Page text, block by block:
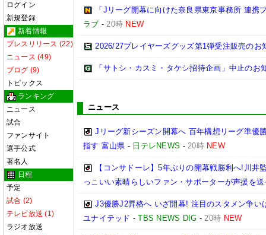
ログイン
新規登録
新着情報
プレスリリース (22)
ニュース (49)
ブログ (9)
トピックス
ランキング
ニュース
試合
ファンサイト
選手公式
著名人
日程
予定
試合 (2)
テレビ放送 (1)
ラジオ放送
「Jリーグ開幕に向けた奈良県東京事務所 連携
ラブ -20時 NEW
2026/27プレイヤーズグッズ第1弾受注販売のお
「サトシ・カスミ・タケシ招待企画」中止のお
ニュース
Jリーグ新シーズン開幕へ 百年構想リーグ準優
指す 富山県 - 日テレNEWS -20時 NEW
【コンサドーレ】5年ぶりの開幕戦勝利へ!川
っこいい素晴らしいファン・サポーターが声援を
J3優勝J2昇格へ いざ開幕! 注目のスタメン争
ユナイテッド -TBS NEWS DIG -20時 NEW